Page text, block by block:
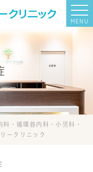
MENU
・循環器内科・小児科・
ークリニック